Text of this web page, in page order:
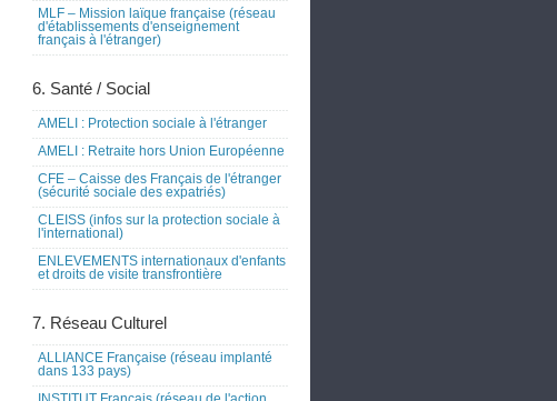
MLF – Mission laïque française (réseau
d'établissements d'enseignement
français à l'étranger)
6. Santé / Social
AMELI : Protection sociale à l'étranger
AMELI : Retraite hors Union Européenne
CFE – Caisse des Français de l'étranger
(sécurité sociale des expatriés)
CLEISS (infos sur la protection sociale à
l'international)
ENLEVEMENTS internationaux d'enfants
et droits de visite transfrontière
7. Réseau Culturel
ALLIANCE Française (réseau implanté
dans 133 pays)